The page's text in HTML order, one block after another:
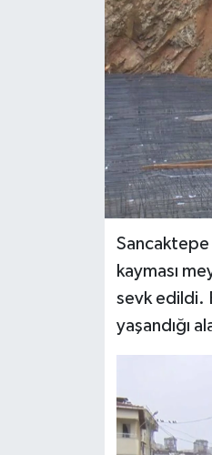
Sancaktepe
kayması
sevk edildi.
yaşandığı
OTOMOBİL
KURUMSAL